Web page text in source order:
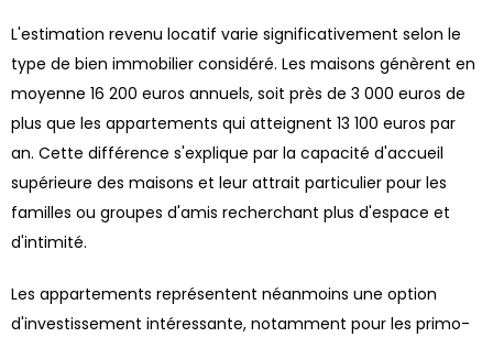
L'estimation revenu locatif varie significativement selon le
type de bien immobilier considéré. Les maisons génèrent en
moyenne 16 200 euros annuels, soit près de 3 000 euros de
plus que les appartements qui atteignent 13 100 euros par
an. Cette différence s'explique par la capacité d'accueil
supérieure des maisons et leur attrait particulier pour les
familles ou groupes d'amis recherchant plus d'espace et
d'intimité.
Les appartements représentent néanmoins une option
d'investissement intéressante, notamment pour les primo-